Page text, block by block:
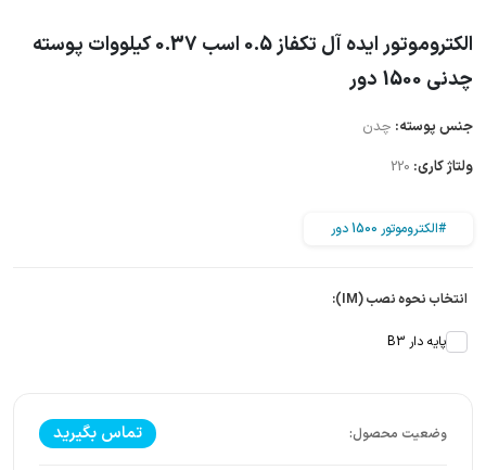
الکتروموتور ایده آل تکفاز 0.5 اسب 0.37 کیلووات پوسته
چدنی 1500 دور
جنس پوسته: چدن
ولتاژ کاری: 220
#الکتروموتور 1500 دور
انتخاب نحوه نصب (IM):
پایه دار B3
تماس بگیرید